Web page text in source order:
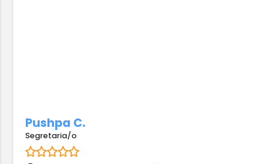
Pushpa C.
Segretaria/o